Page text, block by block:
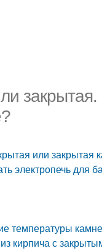
или
электропечь для
температуры
кирпича с